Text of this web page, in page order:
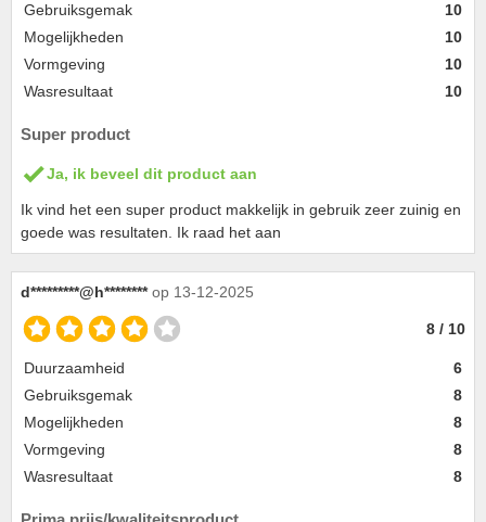
Gebruiksgemak
10
Mogelijkheden
10
Vormgeving
10
Wasresultaat
10
Super product
Ja, ik beveel dit product aan
Ik vind het een super product makkelijk in gebruik zeer zuinig en
goede was resultaten. Ik raad het aan
d*********@h******** op 13-12-2025
8 / 10
Duurzaamheid
6
Gebruiksgemak
8
Mogelijkheden
8
Vormgeving
8
Wasresultaat
8